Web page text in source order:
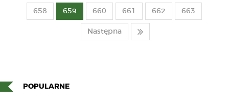
658 659 660 661 662 663
Następna
POPULARNE